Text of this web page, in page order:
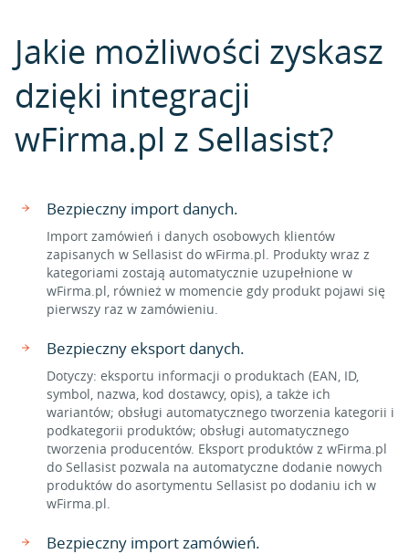
Jakie możliwości zyskasz
dzięki integracji
wFirma.pl z Sellasist?
Bezpieczny import danych.
Import zamówień i danych osobowych klientów
zapisanych w Sellasist do wFirma.pl. Produkty wraz z
kategoriami zostają automatycznie uzupełnione w
wFirma.pl, również w momencie gdy produkt pojawi się
pierwszy raz w zamówieniu.
Bezpieczny eksport danych.
Dotyczy: eksportu informacji o produktach (EAN, ID,
symbol, nazwa, kod dostawcy, opis), a także ich
wariantów; obsługi automatycznego tworzenia kategorii i
podkategorii produktów; obsługi automatycznego
tworzenia producentów. Eksport produktów z wFirma.pl
do Sellasist pozwala na automatyczne dodanie nowych
produktów do asortymentu Sellasist po dodaniu ich w
wFirma.pl.
Bezpieczny import zamówień.